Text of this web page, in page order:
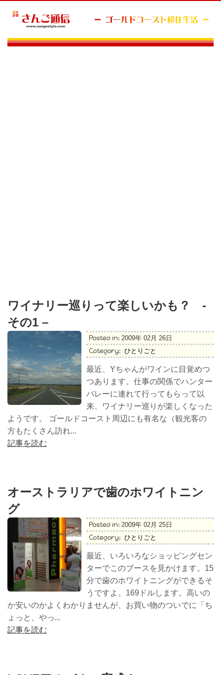
ワイナリー巡りって楽しいかも？ -
その1 –
Posted in: 2009年 02月 26日
Category: ひとりごと
最近、Yちゃんがワインに目覚めつ
つあります。仕事の関係でハンター
バレーに連れて行ってもらって以
来、ワイナリー巡りが楽しくなった
ようです。 ゴールドコースト周辺にも有名な（観光客の
方もたくさん訪れ...
記事を読む
オーストラリアで歯のホワイトニン
グ
Posted in: 2009年 02月 25日
Category: ひとりごと
最近、いろいろなショッピングセン
ターでこのブースを見かけます。15
分で歯のホワイトニングができるそ
うですよ。169ドルします。高いの
か安いのかよくわかりませんが、お買い物のついでに「ち
ょっと、やっ...
記事を読む